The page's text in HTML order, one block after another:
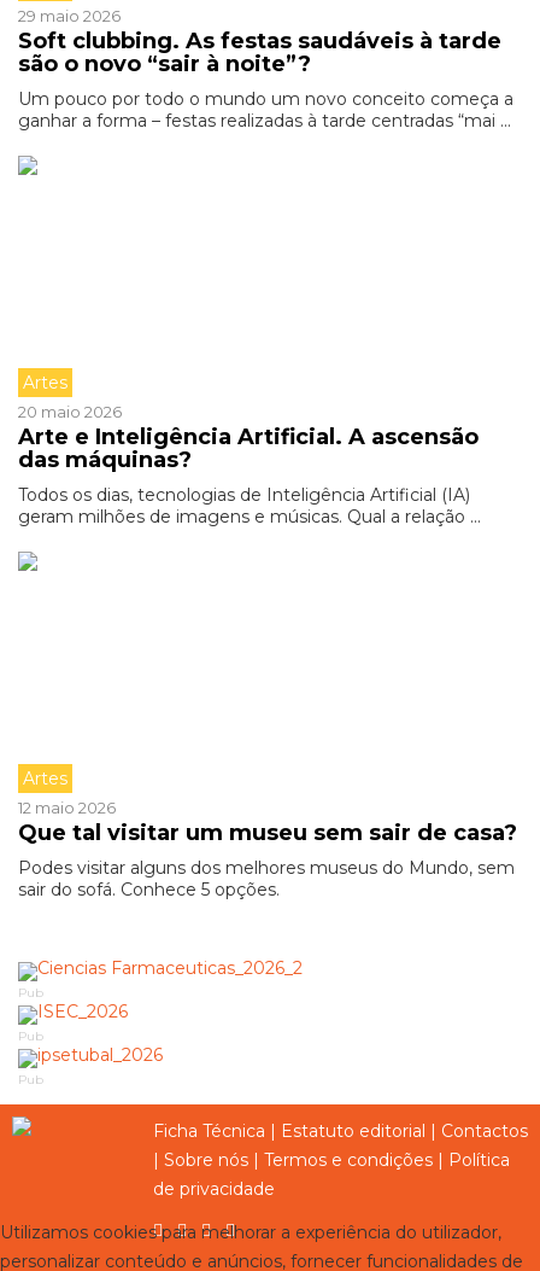
29 maio 2026
Soft clubbing. As festas saudáveis à tarde
são o novo “sair à noite”?
Um pouco por todo o mundo um novo conceito começa a
ganhar a forma – festas realizadas à tarde centradas “mai ...
Artes
20 maio 2026
Arte e Inteligência Artificial. A ascensão
das máquinas?
Todos os dias, tecnologias de Inteligência Artificial (IA)
geram milhões de imagens e músicas. Qual a relação ...
Artes
12 maio 2026
Que tal visitar um museu sem sair de casa?
Podes visitar alguns dos melhores museus do Mundo, sem
sair do sofá. Conhece 5 opções.
Pub
Pub
Pub
Ficha Técnica | Estatuto editorial | Contactos
| Sobre nós | Termos e condições | Política
de privacidade
Utilizamos cookies para melhorar a experiência do utilizador,
personalizar conteúdo e anúncios, fornecer funcionalidades de